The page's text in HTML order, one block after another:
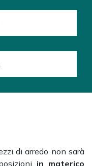
di arredo non sarà
in materico